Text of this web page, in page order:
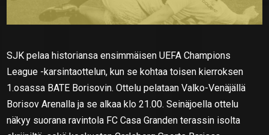
SJK pelaa historiansa ensimmäisen UEFA Champions
League -karsintaottelun, kun se kohtaa toisen kierroksen
1.osassa BATE Borisovin. Ottelu pelataan Valko-Venäjällä
Borisov Arenalla ja se alkaa klo 21.00. Seinäjoella ottelu
näkyy suorana ravintola FC Casa Granden terassin isolta